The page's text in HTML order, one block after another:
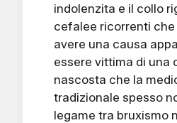
indolenzita e il collo
cefalee ricorrenti che
avere una causa
essere vittima di una
nascosta che la
tradizionale spesso
legame tra bruxismo